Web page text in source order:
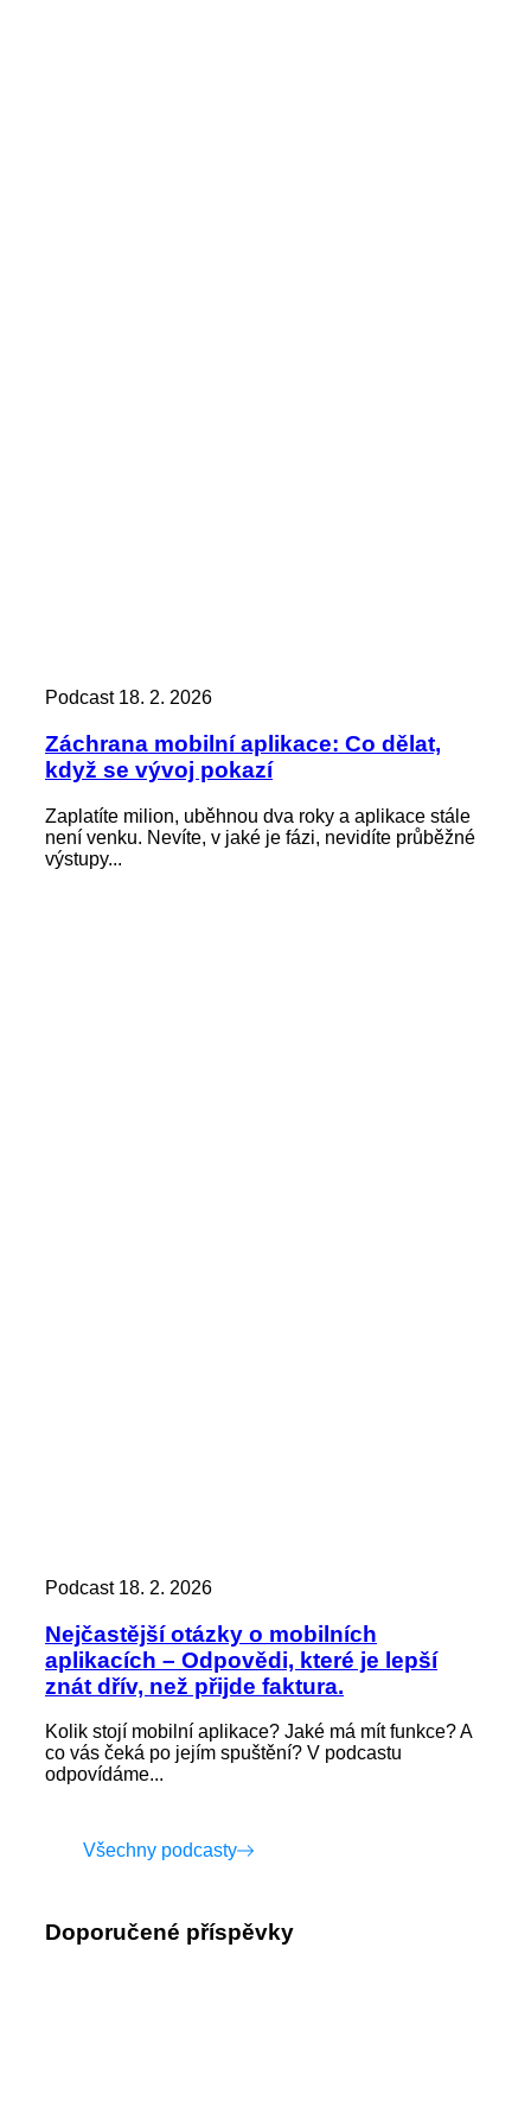
Podcast 18. 2. 2026
Záchrana mobilní aplikace: Co dělat,
když se vývoj pokazí
Zaplatíte milion, uběhnou dva roky a aplikace stále
není venku. Nevíte, v jaké je fázi, nevidíte průběžné
výstupy...
Podcast 18. 2. 2026
Nejčastější otázky o mobilních
aplikacích – Odpovědi, které je lepší
znát dřív, než přijde faktura.
Kolik stojí mobilní aplikace? Jaké má mít funkce? A
co vás čeká po jejím spuštění? V podcastu
odpovídáme...
Všechny podcasty
Doporučené příspěvky